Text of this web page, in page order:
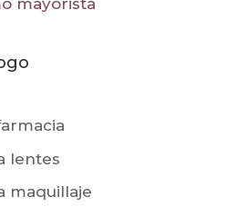
mayorista
lentes
maquillaje